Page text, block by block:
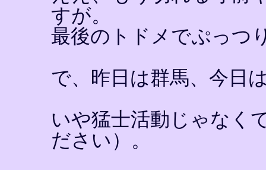
すが。
最後のトドメでぷっつ
で、昨日は群馬、今日
いや猛士活動じゃなく
ださい）。